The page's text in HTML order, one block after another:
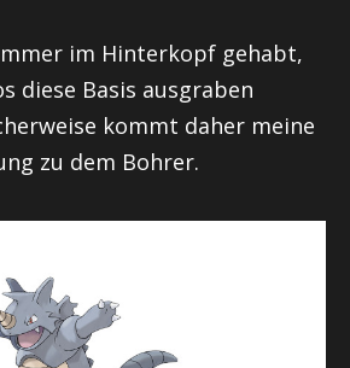
im Hinterkopf gehabt,
diese Basis ausgraben
kommt daher meine
zu dem Bohrer.